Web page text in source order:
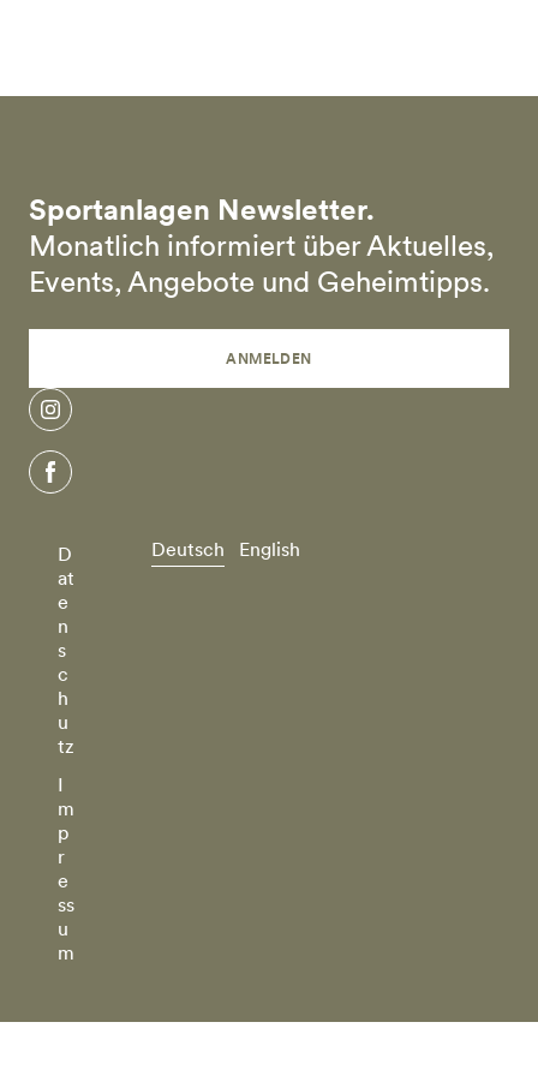
Sportanlagen Newsletter.
Monatlich informiert über Aktuelles,
Events, Angebote und Geheimtipps.
ANMELDEN
instagram
facebook
D
at
e
n
s
c
h
u
tz
I
m
p
r
e
ss
u
m
Deutsch English